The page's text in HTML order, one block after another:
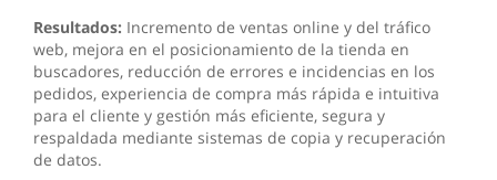
Resultados: Incremento de ventas online y del tráfico
web, mejora en el posicionamiento de la tienda en
buscadores, reducción de errores e incidencias en los
pedidos, experiencia de compra más rápida e intuitiva
para el cliente y gestión más eficiente, segura y
respaldada mediante sistemas de copia y recuperación
de datos.